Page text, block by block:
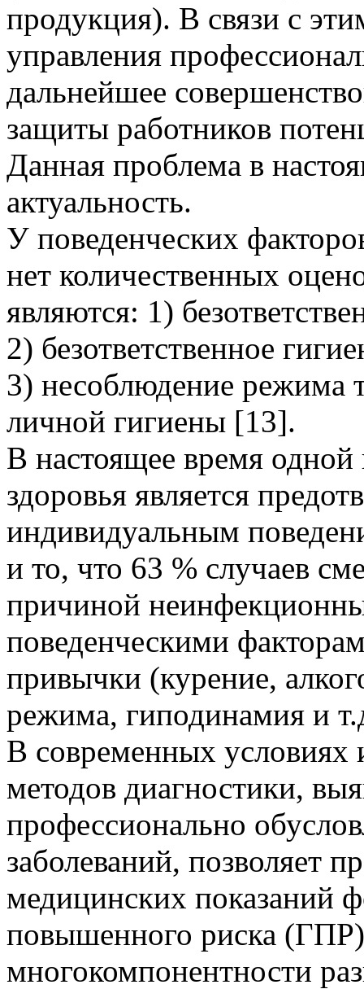
продукция). В связи с
управления
дальнейшее
защиты работников
Данная проблема в
актуальность.
У поведенческих
нет количественных
являются: 1)
2) безответственное
3) несоблюдение режима
личной гигиены [13].
В настоящее время одной
здоровья является
индивидуальным
и то, что 63 % случаев
причиной
поведенческими
привычки (курение,
режима, гиподинамия и
В современных условиях
методов диагностики,
профессионально
заболеваний, позволяет
медицинских показаний
повышенного риска
многокомпонентности